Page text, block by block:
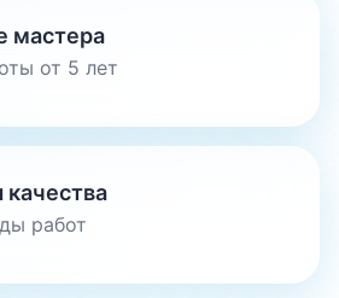
мастера
от 5 лет
качества
работ